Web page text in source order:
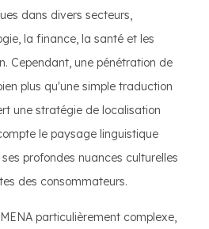
dans divers secteurs,
la finance, la santé et les
Cependant, une pénétration de
plus qu'une simple traduction
une stratégie de localisation
le paysage linguistique
profondes nuances culturelles
des consommateurs.
particulièrement complexe,